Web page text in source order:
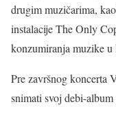
drugim muzičarima,
instalacije The Only
konzumiranja muzike u
Pre završnog koncerta
snimati svoj debi-